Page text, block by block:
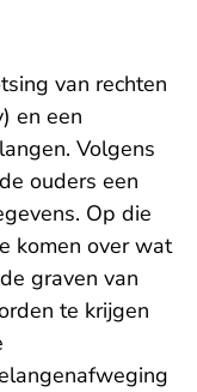
van rechten
en een
Volgens
ouders een
Op die
komen over wat
graven van
te krijgen